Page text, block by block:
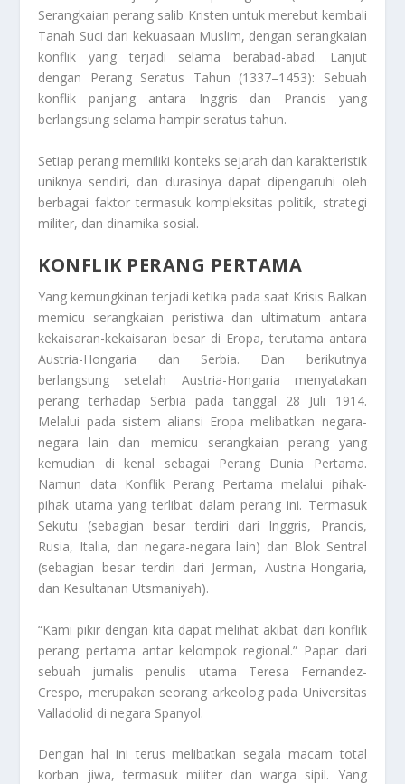
Serangkaian perang salib Kristen untuk merebut kembali
Tanah Suci dari kekuasaan Muslim, dengan serangkaian
konflik yang terjadi selama berabad-abad. Lanjut
dengan Perang Seratus Tahun (1337–1453): Sebuah
konflik panjang antara Inggris dan Prancis yang
berlangsung selama hampir seratus tahun.
Setiap perang memiliki konteks sejarah dan karakteristik
uniknya sendiri, dan durasinya dapat dipengaruhi oleh
berbagai faktor termasuk kompleksitas politik, strategi
militer, dan dinamika sosial.
KONFLIK PERANG PERTAMA
Yang kemungkinan terjadi ketika pada saat Krisis Balkan
memicu serangkaian peristiwa dan ultimatum antara
kekaisaran-kekaisaran besar di Eropa, terutama antara
Austria-Hongaria dan Serbia. Dan berikutnya
berlangsung setelah Austria-Hongaria menyatakan
perang terhadap Serbia pada tanggal 28 Juli 1914.
Melalui pada sistem aliansi Eropa melibatkan negara-
negara lain dan memicu serangkaian perang yang
kemudian di kenal sebagai Perang Dunia Pertama.
Namun data
Konflik Perang Pertama melalui pihak-
pihak utama yang terlibat dalam perang ini. Termasuk
Sekutu (sebagian besar terdiri dari Inggris, Prancis,
Rusia, Italia, dan negara-negara lain) dan Blok Sentral
(sebagian besar terdiri dari Jerman, Austria-Hongaria,
dan Kesultanan Utsmaniyah).
“Kami pikir dengan kita dapat melihat akibat dari konflik
perang pertama antar kelompok regional.” Papar dari
sebuah jurnalis penulis utama Teresa Fernandez-
Crespo, merupakan seorang arkeolog pada Universitas
Valladolid di negara Spanyol.
Dengan hal ini terus melibatkan segala macam total
korban jiwa, termasuk militer dan warga sipil. Yang